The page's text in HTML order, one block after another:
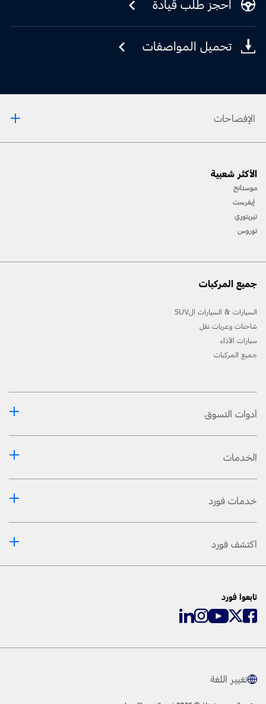
احجز طلب قيادة
تحميل المواصفات
الإفصاحات
والأنظمة المحليّة. من واجب السّائق تشغيل المركبة بطريقة تمتثل للمتطلّبات المحليّة. استخدم إعداد
العادم في نمط الحلبة فقط على حلبات المنافسة أو مسار الطّرقات الوعرة حيث يكون الضّجيج
الخارجي الصّادر عن المركبة مقبولًا.
الأكثر شعبية
موستانج
إيفرست
تيريتوري
توروس
جميع المركبات
السيارات & السيارات الSUV
شاحنات وعربات نقل
سيارات الأداء
جميع المركبات
أدوات التسوق
الخدمات
خدمات فورد
اكتشف فورد
تابعوا فورد
تغيير اللغة